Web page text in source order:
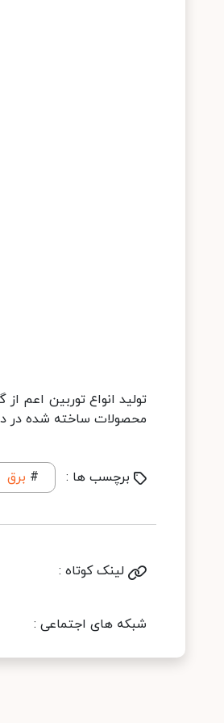
تولید انواع توربین اعم
محصولات ساخته شده در
برچسب ها : # برق
لینک کوتاه :
شبکه های اجتماعی :